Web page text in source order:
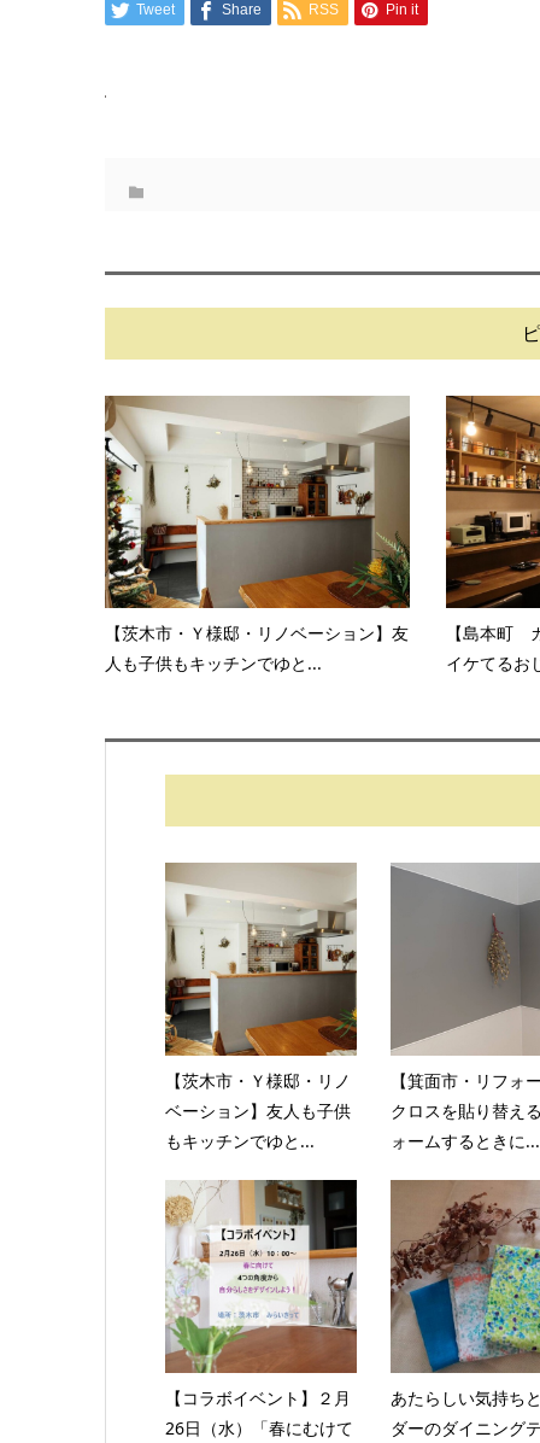
Tweet Share RSS Pin it
【茨木市・Ｙ様邸・リノベーション】友
人も子供もキッチンでゆと...
【島本町
イケてるお
【茨木市・Ｙ様邸・リノ
ベーション】友人も子供
もキッチンでゆと...
【箕面市・リフォー
クロスを貼り替え
ォームするときに...
【コラボイベント】２月
26日（水）「春にむけて
あたらしい気持ち
ダーのダイニング